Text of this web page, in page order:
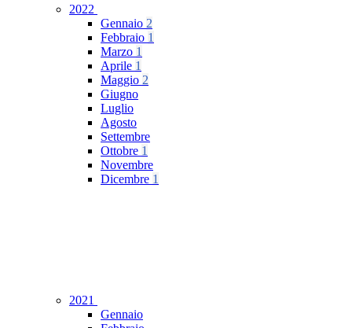
2022
Gennaio 2
Febbraio 1
Marzo 1
Aprile 1
Maggio 2
Giugno
Luglio
Agosto
Settembre
Ottobre 1
Novembre
Dicembre 1
2021
Gennaio